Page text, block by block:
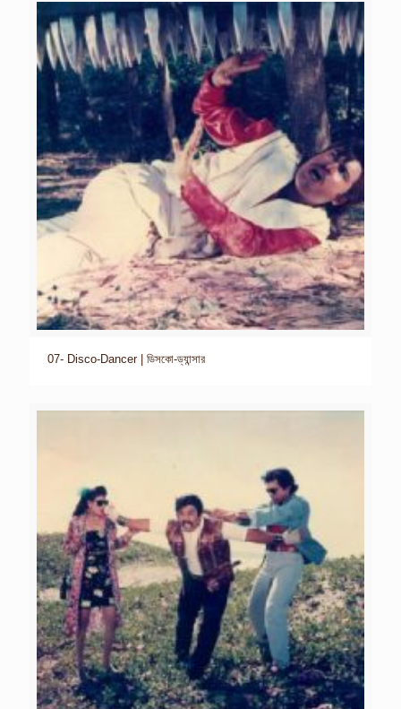
07- Disco-Dancer | ডিসকো-ড্যান্সার